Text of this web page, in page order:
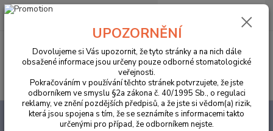
Menu
Hledat
0,00 Kč
ORDINACE CAVEX SiliconA Injection Blue (modrý)
UPOZORNĚNÍ
Dovolujeme si Vás upozornit, že tyto stránky a na nich dále
obsažené informace jsou určeny pouze odborné stomatologické
veřejnosti.
Pokračováním v používání těchto stránek potvrzujete, že jste
odborníkem ve smyslu §2a zákona č. 40/1995 Sb., o regulaci
reklamy, ve znění pozdějších předpisů, a že jste si vědom(a) rizik,
která jsou spojena s tím, že se seznámíte s informacemi takto
určenými pro případ, že odborníkem nejste.